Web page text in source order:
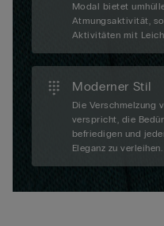
Modal bietet
Atmungsaktivität,
Aktivitäten mit
Moderner Stil
Die Verschmelzung
verspricht, die
befriedigen und
Eleganz zu verleihen.